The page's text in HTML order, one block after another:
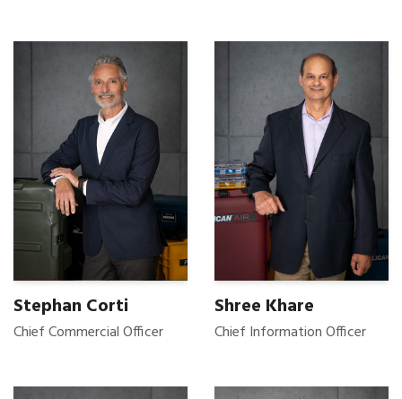
Stephan Corti
Chief Commercial Officer
Shree Khare
Chief Information Officer